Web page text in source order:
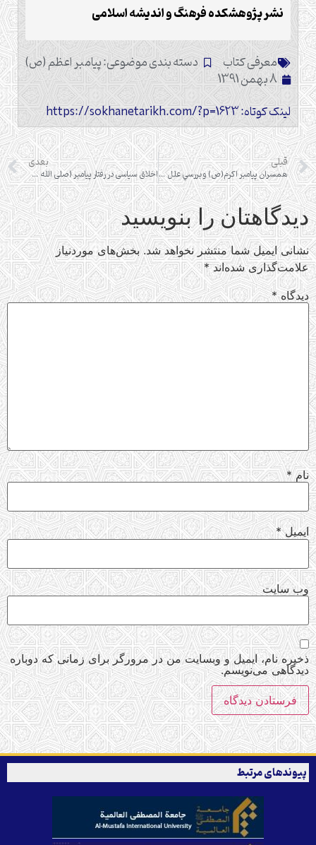
نشر پژوهشکده فرهنگ و اندیشه اسلامی
معرفی کتاب دسته بندی موضوعی:پیامبر اعظم (ص)
8 بهمن 1391
لینک کوتاه: https://sokhanetarikh.com/?p=1623
قبلی
همسران پيامبر اكرم(ص) و بررسي علل ازدواج با آنان
بعدی
اخلاق سياسی در رفتار پيامبر (صلی الله علیه و آله)
دیدگاهتان را بنویسید
نشانی ایمیل شما منتشر نخواهد شد. بخش‌های موردنیاز
علامت‌گذاری شده‌اند*
دیدگاه*
نام*
ایمیل*
وب‌ سایت
ذخیره نام، ایمیل و وبسایت من در مرورگر برای زمانی که دوباره
دیدگاهی می‌نویسم.
پیوندهای مرتبط